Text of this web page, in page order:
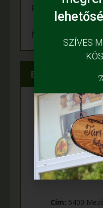
Felgyulladt a fény
Napelem került az
Cím: 5400
SZÍVES